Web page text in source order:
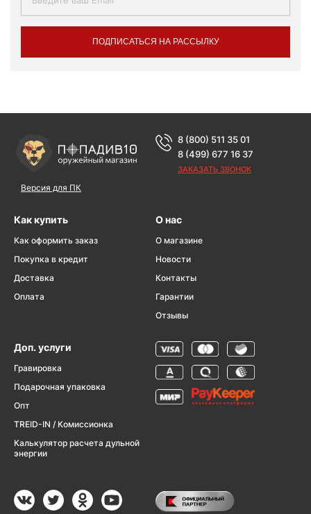
ПОДПИСАТЬСЯ НА РАССЫЛКУ
Версия для ПК
8 (800) 511 35 01
8 (499) 677 16 37
ЗАКАЗАТЬ ЗВОНОК
Как купить
Как оформить заказ
Покупка в кредит
Доставка
Оплата
О нас
О магазине
Новости
Контакты
Гарантии
Отзывы
Доп. услуги
Гравировка
Подарочная упаковка
Опт
TREID-IN / Комиссионка
Калькулятор расчета дульной
энергии